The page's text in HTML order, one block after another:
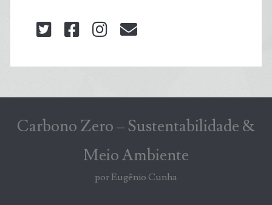
twitterfacebookinstagram
Carbono Zero – Sustentabilidade &
Meio Ambiente
por Eugênio Cunha